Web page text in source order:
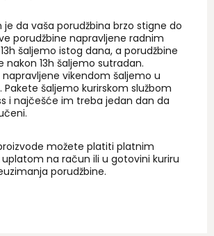
je da vaša porudžbina brzo stigne do
porudžbine napravljene radnim
šaljemo istog dana, a porudžbine
nakon 13h šaljemo sutradan.
napravljene vikendom šaljemo u
Pakete šaljemo kurirskom službom
i najčešće im treba jedan dan da
možete platiti platnim
na račun ili u gotovini kuriru
porudžbine.